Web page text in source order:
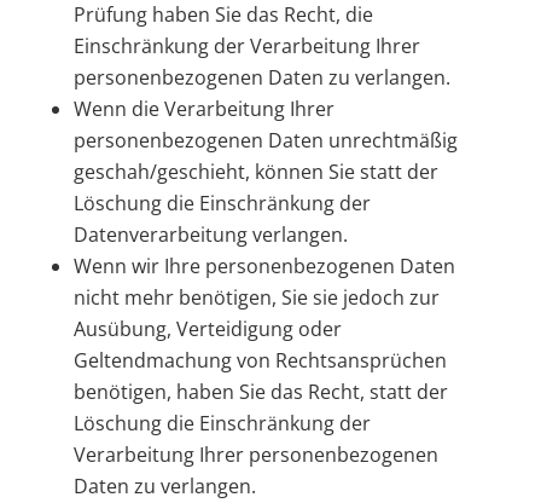
Prüfung haben Sie das Recht, die
Einschränkung der Verarbeitung Ihrer
personenbezogenen Daten zu verlangen.
Wenn die Verarbeitung Ihrer
personenbezogenen Daten unrechtmäßig
geschah/geschieht, können Sie statt der
Löschung die Einschränkung der
Datenverarbeitung verlangen.
Wenn wir Ihre personenbezogenen Daten
nicht mehr benötigen, Sie sie jedoch zur
Ausübung, Verteidigung oder
Geltendmachung von Rechtsansprüchen
benötigen, haben Sie das Recht, statt der
Löschung die Einschränkung der
Verarbeitung Ihrer personenbezogenen
Daten zu verlangen.